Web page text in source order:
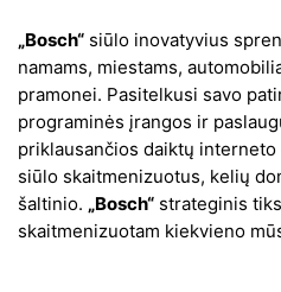
„Bosch“ siūlo inovatyvius
namams, miestams,
pramonei. Pasitelkusi savo
programinės įrangos ir
priklausančios daiktų
siūlo skaitmenizuotus, kelių
šaltinio. „Bosch“ strateginis
skaitmenizuotam kiekvieno